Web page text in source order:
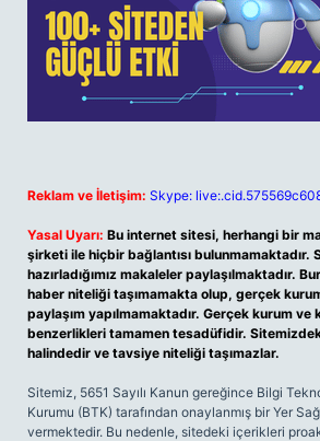
Reklam ve İletişim: Skype:
Yasal Uyarı: Bu internet sitesi, herhangi bir
şirketi ile hiçbir bağlantısı bulunmamaktadır.
hazırladığımız makaleler paylaşılmaktadır.
haber niteliği taşımamakta olup, gerçek
paylaşım yapılmamaktadır. Gerçek kurum ve
benzerlikleri tamamen tesadüfidir.
halindedir ve tavsiye niteliği taşımazlar.
Sitemiz, 5651 Sayılı Kanun gereğince Bilgi
Kurumu (BTK) tarafından onaylanmış bir Yer
vermektedir. Bu nedenle, sitedeki içerikleri